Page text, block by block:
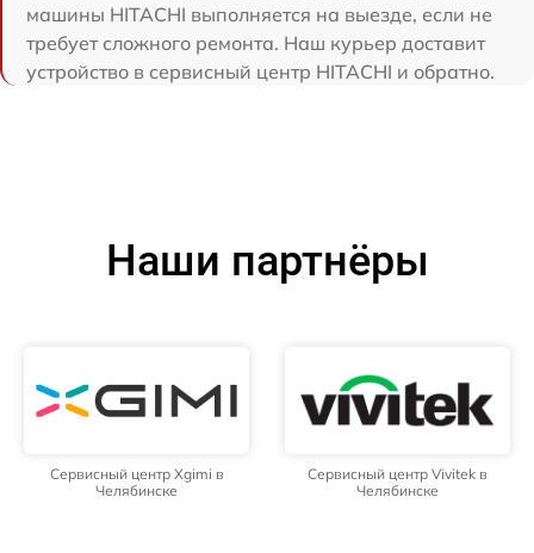
машины HITACHI выполняется на выезде, если не
требует сложного ремонта. Наш курьер доставит
устройство в сервисный центр HITACHI и обратно.
Наши партнёры
Сервисный центр Xgimi в
Челябинске
Сервисный центр Vivitek в
Челябинске